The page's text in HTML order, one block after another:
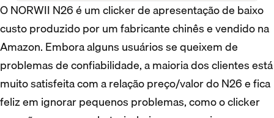
O NORWII N26 é um clicker de apresentação de baixo
custo produzido por um fabricante chinês e vendido na
Amazon. Embora alguns usuários se queixem de
problemas de confiabilidade, a maioria dos clientes está
muito satisfeita com a relação preço/valor do N26 e fica
feliz em ignorar pequenos problemas, como o clicker